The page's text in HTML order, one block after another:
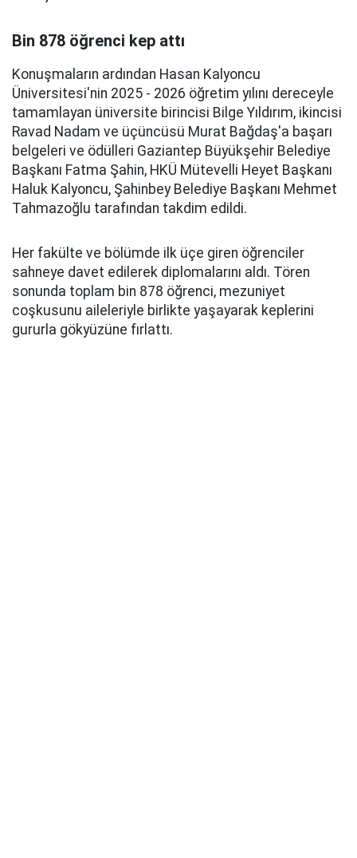
Bin 878 öğrenci kep attı
Konuşmaların ardından Hasan Kalyoncu
Üniversitesi'nin 2025 - 2026 öğretim yılını dereceyle
tamamlayan üniversite birincisi Bilge Yıldırım, ikincisi
Ravad Nadam ve üçüncüsü Murat Bağdaş'a başarı
belgeleri ve ödülleri Gaziantep Büyükşehir Belediye
Başkanı Fatma Şahin, HKÜ Mütevelli Heyet Başkanı
Haluk Kalyoncu, Şahinbey Belediye Başkanı Mehmet
Tahmazoğlu tarafından takdim edildi.
Her fakülte ve bölümde ilk üçe giren öğrenciler
sahneye davet edilerek diplomalarını aldı. Tören
sonunda toplam bin 878 öğrenci, mezuniyet
coşkusunu aileleriyle birlikte yaşayarak keplerini
gururla gökyüzüne fırlattı.